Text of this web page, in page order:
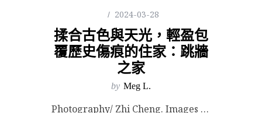
2024-03-28
揉合古色與天光，輕盈包
覆歷史傷痕的住家：跳牆
之家
by Meg L.
Photography/ Zhi Cheng. Images Courtesy of CHAOFFI...